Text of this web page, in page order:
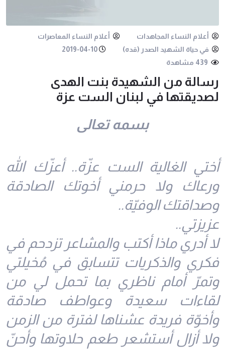
أعلام النساء المجاهدات
أعلام النساء المعاصرات
في حياة الشهيد الصدر (قده)
2019-04-10
رسالة من الشهيدة بنت الهدى
لصديقتها في لبنان الست عزة
بسمه تعالى
أختي الغالية الست عزّة.. أعزّك الله
ورعاك ولا حرمني أخوتك الصادقة
وصداقتك الوفيّة..
عزيزتي..
لا أدري ماذا أكتب والمشاعر تزدحم في
فكري والذكريات تتسابق في مُخيلتي
وتمرّ أمام ناظري بما تحمل لي من
لقاءات سعيدة وعواطف صادقة
وأخوّة فريدة عشناها لفترة من الزمن
ولا أزال أستشعر طعم حلاوتها وأحنّ